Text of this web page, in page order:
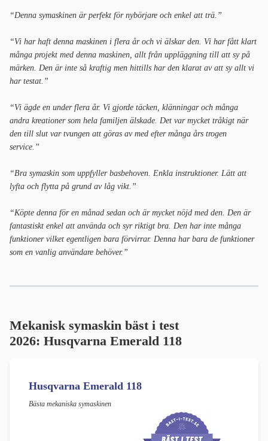
“Denna symaskinen är perfekt för nybörjare och enkel att trä.”
“Vi har haft denna maskinen i flera år och vi älskar den. Vi har fått klart
många projekt med denna maskinen, allt från uppläggning till att sy på
märken. Den är inte så kraftig men hittills har den klarat av att sy allt vi
har testat.”
“Vi ägde en under flera år. Vi gjorde täcken, klänningar och många
andra kreationer som hela familjen älskade. Det var mycket tråkigt när
den till slut var tvungen att göras av med efter många års trogen
service.”
“Bra symaskin som uppfyller basbehoven. Enkla instruktioner. Lätt att
lyfta och flytta på grund av låg vikt.”
“Köpte denna för en månad sedan och är mycket nöjd med den. Den är
fantastiskt enkel att använda och syr riktigt bra. Den har inte många
funktioner vilket egentligen bara förvirrar. Denna har bara de funktioner
som en vanlig användare behöver.”
Mekanisk symaskin bäst i test
2026: Husqvarna Emerald 118
Husqvarna Emerald 118
Bästa mekaniska symaskinen